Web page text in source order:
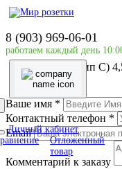
8 (903) 969-06-01
работаем каждый день
Личный кабинет
Отложенный
товар
Главная страница
LEGRAND
20A 4М (Тип C)
Ваше имя *
Контактный телефон *
Email
Комментарий к заказу